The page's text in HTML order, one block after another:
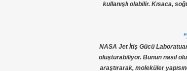
kullanışlı olabilir. Kısaca,
NASA Jet İtiş Gücü
oluşturabiliyor. Bunun nasıl
araştırarak, moleküler